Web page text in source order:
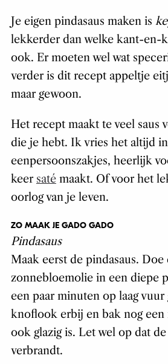
Je eigen pindasaus maken is
lekkerder dan welke kant-en-
ook. Er moeten wel wat
verder is dit recept appeltje
maar gewoon.
Het recept maakt te veel saus
die je hebt. Ik vries het altijd
eenpersoonszakjes, heerlijk
keer satémaakt. Of voor het
oorlog van je leven.
ZO MAAK JE GADO GADO
Pindasaus
Maak eerst de pindasaus. Doe
zonnebloemolie in een diepe
een paar minuten op laag vuur
knoflook erbij en bak nog
ook glazig is. Let wel op dat
verbrandt.